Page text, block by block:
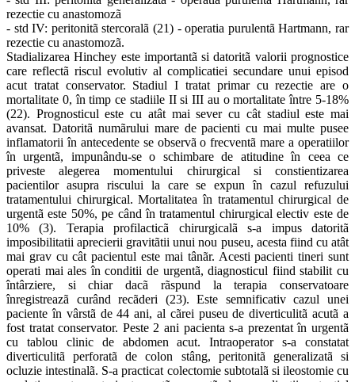
rezectie cu anastomozã
- std IV: peritonitã stercoralã (21) - operatia purulentã Hartmann, rar
rezectie cu anastomozã.
Stadializarea Hinchey este importantã si datoritã valorii prognostice
care reflectã riscul evolutiv al complicatiei secundare unui episod
acut tratat conservator. Stadiul I tratat primar cu rezectie are o
mortalitate 0, în timp ce stadiile II si III au o mortalitate între 5-18%
(22). Prognosticul este cu atât mai sever cu cât stadiul este mai
avansat. Datoritã numãrului mare de pacienti cu mai multe pusee
inflamatorii în antecedente se observã o frecventã mare a operatiilor
în urgentã, impunându-se o schimbare de atitudine în ceea ce
priveste alegerea momentului chirurgical si constientizarea
pacientilor asupra riscului la care se expun în cazul refuzului
tratamentului chirurgical. Mortalitatea în tratamentul chirurgical de
urgentã este 50%, pe când în tratamentul chirurgical electiv este de
10% (3). Terapia profilacticã chirurgicalã s-a impus datoritã
imposibilitatii aprecierii gravitãtii unui nou puseu, acesta fiind cu atât
mai grav cu cât pacientul este mai tânãr. Acesti pacienti tineri sunt
operati mai ales în conditii de urgentã, diagnosticul fiind stabilit cu
întârziere, si chiar dacã rãspund la terapia conservatoare
înregistreazã curând recãderi (23). Este semnificativ cazul unei
paciente în vârstã de 44 ani, al cãrei puseu de diverticulitã acutã a
fost tratat conservator. Peste 2 ani pacienta s-a prezentat în urgentã
cu tablou clinic de abdomen acut. Intraoperator s-a constatat
diverticulitã perforatã de colon stâng, peritonitã generalizatã si
ocluzie intestinalã. S-a practicat colectomie subtotalã si ileostomie cu